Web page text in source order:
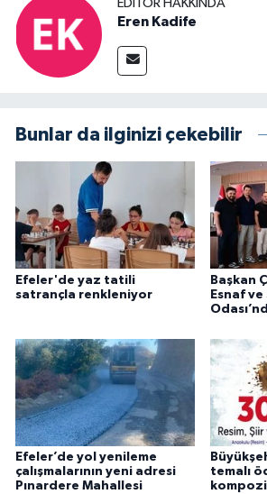
EDITÖR HAKKINDA
Eren Kadife
Bunlar da ilginizi çekebilir
Efeler'de yaz tatili
satrançla renkleniyor
Başkan
Esnaf
Efeler’de yol yenileme
çalışmalarının yeni adresi
Pınardere Mahallesi
temalı